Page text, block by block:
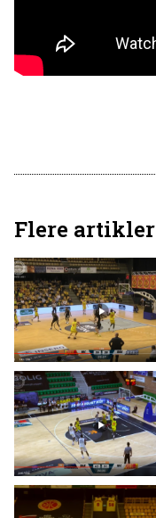
Flere artikler